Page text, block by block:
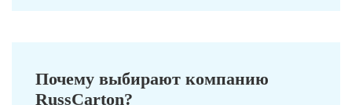
Почему выбирают компанию
RussCarton?